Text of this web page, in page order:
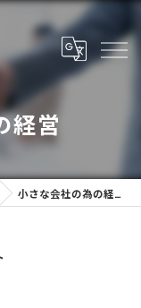
経営
小さな会社の為の経営ヒント